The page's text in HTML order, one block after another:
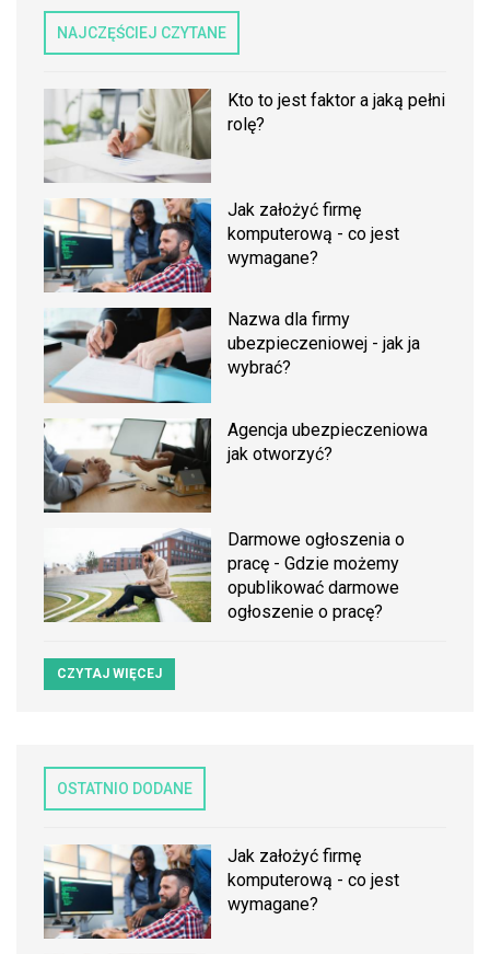
NAJCZĘŚCIEJ CZYTANE
Kto to jest faktor a jaką pełni
rolę?
Jak założyć firmę
komputerową - co jest
wymagane?
Nazwa dla firmy
ubezpieczeniowej - jak ja
wybrać?
Agencja ubezpieczeniowa
jak otworzyć?
Darmowe ogłoszenia o
pracę - Gdzie możemy
opublikować darmowe
ogłoszenie o pracę?
CZYTAJ WIĘCEJ
OSTATNIO DODANE
Jak założyć firmę
komputerową - co jest
wymagane?